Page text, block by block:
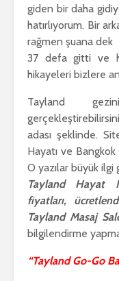
giden bir daha
hatırlıyorum. Bir
rağmen şuana dek
37 defa gitti ve
hikayeleri bizlere
Tayland
adası şeklinde.
Hayatı ve Bangkok
O yazılar büyük ilgi
Tayland Hayat
fiyatları,
Tayland Masaj
bilgilendirme
“Tayland Go-Go